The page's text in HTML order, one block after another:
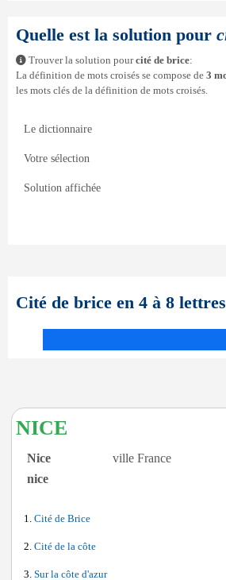
Quelle est la solution pour
Trouver la solution pourcité de brice:
La définition de mots croisés se compose de 3
les mots clés de la définition de mots croisés.
Le dictionnaire
Votre sélection
Solution affichée
Cité de brice en 4 à 8 lettres
NICE
Nice
ville France
nice
Cité de Brice
Cité de la côte
Sur la côte d'azur